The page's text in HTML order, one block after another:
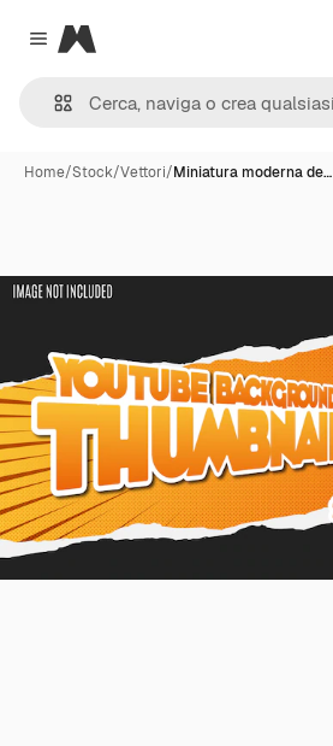
Close menu
Magnific
Home/Stock/Vettori/Miniatura moderna de…